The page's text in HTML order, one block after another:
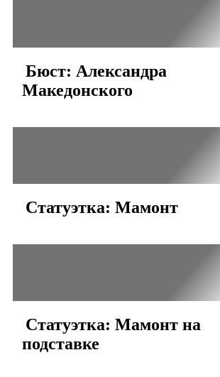
Бюст: Александра
Македонского
Статуэтка: Мамонт
Статуэтка: Мамонт на
подставке